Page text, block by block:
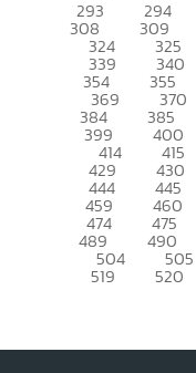
293 294
308 309
324 325
339 340
354 355
369 370
384 385
399 400
414 415
429 430
444 445
459 460
474 475
489 490
504 505
519 520